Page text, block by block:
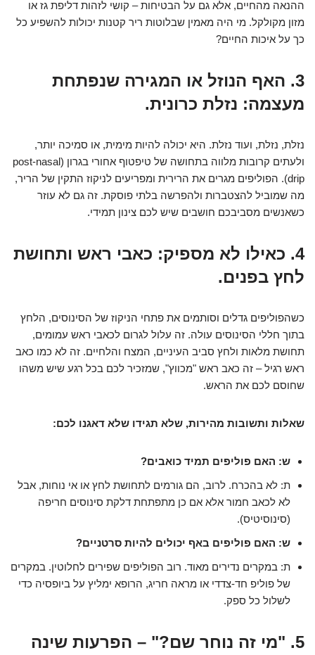
ההנאה מהחיים, אלא גם על הבטיחות – קושי לזהות דליפת גז או
מזון מקולקל. מי היה מאמין שבלוטות ריר קטנות יכולות להשפיע כל
כך על איכות החיים?
3. האף הנוזל או המגירה שנפתחת
מעצמה: נזלת כרונית.
נזלת, נזלת, ועוד נזלת. היא יכולה להיות מימית, או סמיכה יותר,
ולעתים קרובות מלווה בתחושה של טיפטוף אחורי בגרון (post-nasal
drip). הפוליפים מגרים את הרירית ומפריעים לניקוז התקין של הריר,
מה שמוביל להצטברות ולהפרשה בלתי פוסקת. זה גם לא עוזר
כשאנשים מסביבכם חושבים שיש לכם צינון תמידי.
4. כאילו לא מספיק: כאבי ראש ותחושת
לחץ בפנים.
כשהפוליפים גדלים וסותמים את פתחי הניקוז של הסינוסים, הלחץ
בתוך חללי הסינוסים עולה. זה עלול לגרום לכאבי ראש עמומים,
תחושת מלאות ולחץ סביב העיניים, המצח והלחיים. זה לא כמו כאב
ראש רגיל – זה כאב ראש "מכווץ", שמזכיר לכם בכל רגע שיש משהו
שחוסם לכם את הראש.
שאלות ותשובות מהירות, שלא תגידו שלא דאגנו לכם:
ש: האם פוליפים תמיד כואבים?
ת: לא בהכרח. לרוב, הם גורמים לתחושת לחץ או אי נוחות, אבל
לא לכאב חמור אלא אם כן מתפתחת דלקת סינוסים חריפה
(סינוסיטיס).
ש: האם פוליפים באף יכולים להיות סרטניים?
ת: במקרים נדירים מאוד. רוב הפוליפים שפירים לחלוטין. במקרים
של פוליפ חד-צדדי או מראה חריג, הרופא ימליץ על ביופסיה כדי
לשלול כל ספק.
5. "מי זה נוחר שם?" – הפרעות שינה